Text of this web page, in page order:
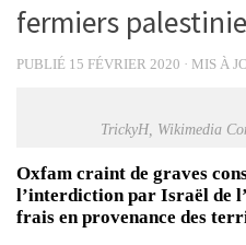
fermiers
PUBLIÉ 15 FÉVRIER 2020 · MIS À
TrickyH, Wikimedia
Oxfam craint de graves
l’interdiction par Israël de
frais en provenance des